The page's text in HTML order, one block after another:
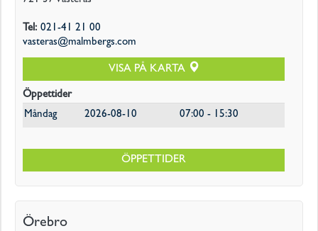
Tel: 021-41 21 00
vasteras@malmbergs.com
VISA PÅ KARTA
Öppettider
Måndag
2026-08-10 07:00 - 15:30
ÖPPETTIDER
Örebro